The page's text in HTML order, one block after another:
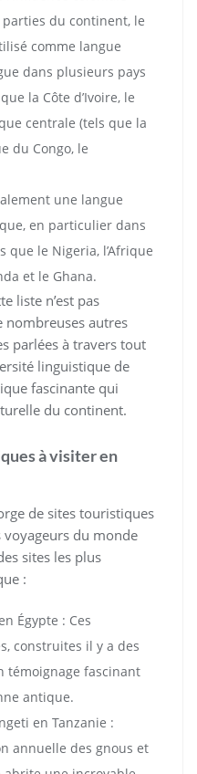
du continent, le
comme langue
dans plusieurs pays
la Côte d’Ivoire, le
centrale (tels que la
du Congo, le
une langue
en particulier dans
que le Nigeria, l’Afrique
et le Ghana.
liste n’est pas
nombreuses autres
parlées à travers tout
linguistique de
fascinante qui
du continent.
à visiter en
de sites touristiques
du monde
sites les plus
:
Égypte : Ces
construites il y a des
témoignage fascinant
antique.
en Tanzanie :
annuelle des gnous et